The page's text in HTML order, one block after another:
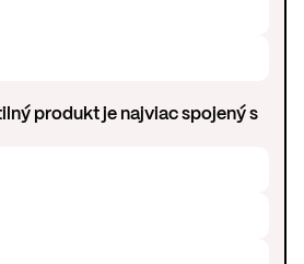
produkt je najviac spojený s